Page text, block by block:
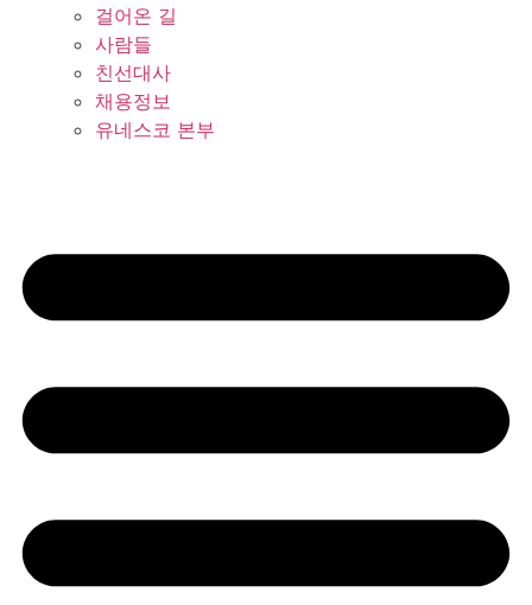
걸어온 길
사람들
친선대사
채용정보
유네스코 본부